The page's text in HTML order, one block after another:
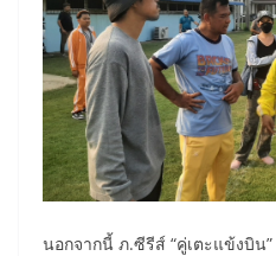
นอกจากนี้ ภ.ซีรีส์ “คู่เตะแข้งบิน